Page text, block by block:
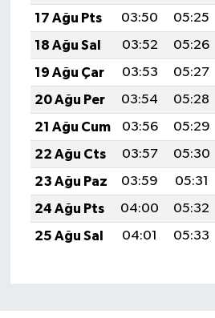
17 Ağu Pts
03:50 05:25
18 Ağu Sal
03:52 05:26
19 Ağu Çar
03:53 05:27
20 Ağu Per
03:54 05:28
21 Ağu Cum
03:56 05:29
22 Ağu Cts
03:57 05:30
23 Ağu Paz
03:59 05:31
24 Ağu Pts
04:00 05:32
25 Ağu Sal
04:01 05:33